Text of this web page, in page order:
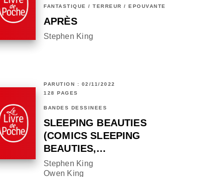
FANTASTIQUE / TERREUR / EPOUVANTE
APRÈS
Stephen King
PARUTION : 02/11/2022
128 PAGES
BANDES DESSINÉES
SLEEPING BEAUTIES
(COMICS SLEEPING
BEAUTIES,…
Stephen King
Owen King